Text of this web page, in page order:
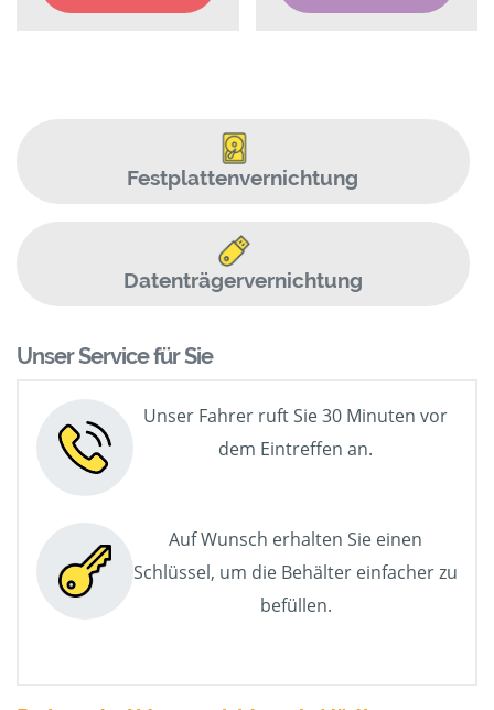
Festplattenvernichtung
Datenträgervernichtung
Unser Service für Sie
Unser Fahrer ruft Sie 30 Minuten vor
dem Eintreffen an.
Auf Wunsch erhalten Sie einen
Schlüssel, um die Behälter einfacher zu
befüllen.